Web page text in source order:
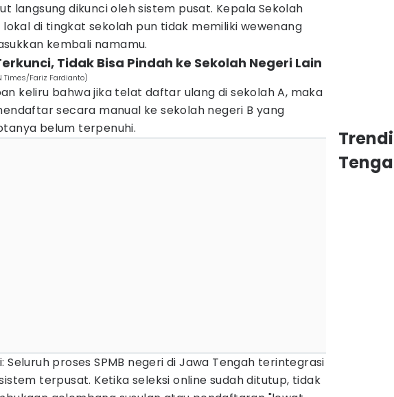
langsung dikunci oleh sistem pusat. Kepala Sekolah
di tingkat sekolah pun tidak memiliki wewenang
kembali namamu.
Tidak Bisa Pindah ke Sekolah Negeri Lain
Times/Fariz Fardianto)
keliru bahwa jika telat daftar ulang di sekolah A, maka
secara manual ke sekolah negeri B yang
belum terpenuhi.
Seluruh proses SPMB negeri di Jawa Tengah terintegrasi
terpusat. Ketika seleksi online sudah ditutup, tidak